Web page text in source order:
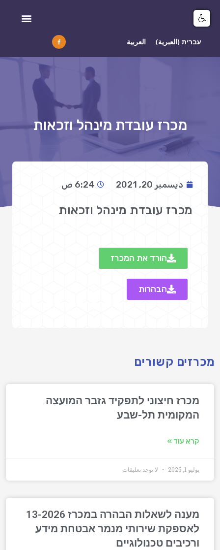
עברית (العبرية) العربية
מכרז עובדת מינהל וזכאות
ديسمبر 20, 2021 6:24 ص
מכרז עובדת מינהל וזכאות
הורד את המכרז
הבהרות
מכרזים קשורים
מכרז חיצוני לתפקיד גזבר המועצה
המקומית תל-שבע
קרא עוד »
يوليو 1, 2026 لا توجد تعليقات
מענה לשאלות הבהרה במכרז 13-2026
לאספקת שירותי מנמר אבטחת מידע
ורכיבים טכנולוגיים